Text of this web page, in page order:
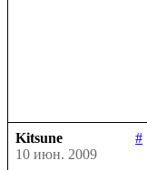
Kitsune
#
10 июн. 2009